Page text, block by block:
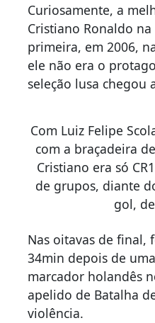
Curiosamente, a
Cristiano Ronaldo
primeira, em 2006,
ele não era o
seleção lusa chegou
Com Luiz Felipe
com a braçadeira
Cristiano era só
de grupos, diante
gol,
Nas oitavas de final,
34min depois de
marcador holandês
apelido de Batalha
violência.